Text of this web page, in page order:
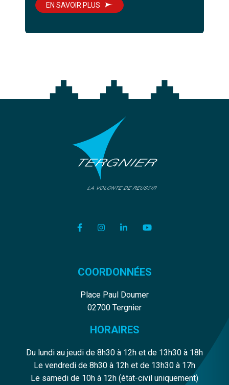
EN SAVOIR PLUS
Lien vers le compte Facebook
Lien vers le compte Instagram
Lien vers le compte
Lien vers la chaîne
COORDONNÉES
Place Paul Doumer
02700 Tergnier
HORAIRES
Du lundi au jeudi de 8h30 à 12h et de 13h30 à 18h
Le vendredi de 8h30 à 12h et de 13h30 à 17h
Le samedi de 10h à 12h (état-civil uniquement)